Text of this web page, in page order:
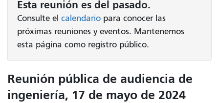
Esta reunión es del pasado.
Consulte el calendario para conocer las
próximas reuniones y eventos. Mantenemos
esta página como registro público.
Reunión pública de audiencia de
ingeniería, 17 de mayo de 2024